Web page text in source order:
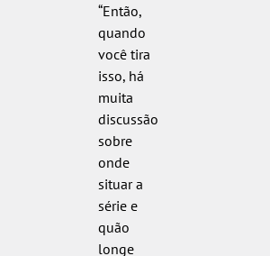
“Então,
quando
você tira
isso, há
muita
discussão
sobre
onde
situar a
série e
quão
longe